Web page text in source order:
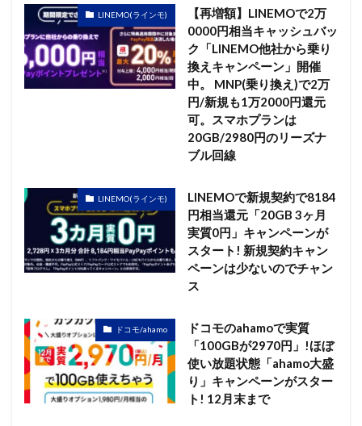
LINEMO(ラインモ)
【再増額】LINEMOで2万
0000円相当キャッシュバッ
ク「LINEMO他社から乗り
換えキャンペーン」開催
中。 MNP(乗り換え)で2万
円/新規も1万2000円還元
可。スマホプランは
20GB/2980円のリーズナ
ブル回線
LINEMO(ラインモ)
LINEMOで新規契約で8184
円相当還元「20GB 3ヶ月
実質0円」キャンペーンが
スタート! 新規契約キャン
ペーンは少ないのでチャン
ス
ドコモ/ahamo
ドコモのahamoで実質
「100GBが2970円」!ほぼ
使い放題状態「ahamo大盛
り」キャンペーンがスター
ト! 12月末まで